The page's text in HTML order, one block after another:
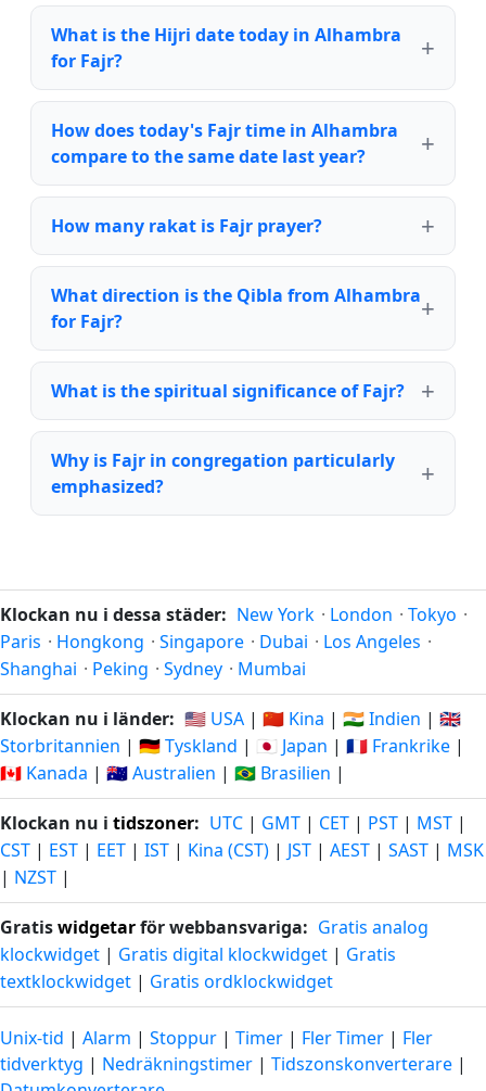
What is the Hijri date today in Alhambra
for Fajr?
How does today's Fajr time in Alhambra
compare to the same date last year?
How many rakat is Fajr prayer?
What direction is the Qibla from Alhambra
for Fajr?
What is the spiritual significance of Fajr?
Why is Fajr in congregation particularly
emphasized?
Klockan nu i dessa städer: New York · London · Tokyo ·
Paris · Hongkong · Singapore · Dubai · Los Angeles ·
Shanghai · Peking · Sydney · Mumbai
Klockan nu i länder: 🇺🇸 USA | 🇨🇳 Kina | 🇮🇳 Indien | 🇬🇧
Storbritannien | 🇩🇪 Tyskland | 🇯🇵 Japan | 🇫🇷 Frankrike |
🇨🇦 Kanada | 🇦🇺 Australien | 🇧🇷 Brasilien |
Klockan nu i tidszoner: UTC | GMT | CET | PST | MST |
CST | EST | EET | IST | Kina (CST) | JST | AEST | SAST | MSK
| NZST |
Gratiswidgetarför webbansvariga: Gratis analog
klockwidget | Gratis digital klockwidget | Gratis
textklockwidget | Gratis ordklockwidget
Unix-tid | Alarm | Stoppur | Timer | Fler Timer | Fler
tidverktyg | Nedräkningstimer | Tidszonskonverterare |